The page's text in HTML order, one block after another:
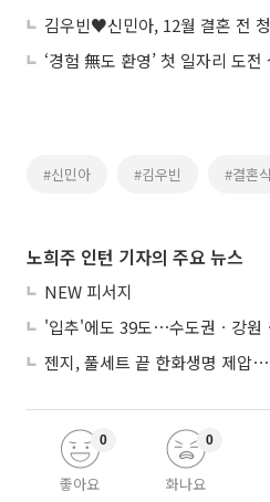
‘경험 無도 환영’ 첫 일자리 도전
#신민아 #김우빈 #결혼식
노희주 인턴 기자의 주요 뉴스
NEW 피서지
'입추'에도 39도⋯수도권ㆍ강원
좋아요
0
화나요
0